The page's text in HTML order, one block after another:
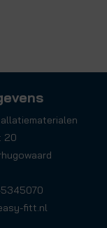
20
fitt.nl